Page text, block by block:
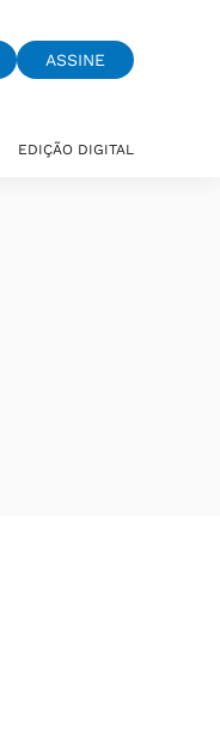
ASSINE
EDIÇÃO DIGITAL